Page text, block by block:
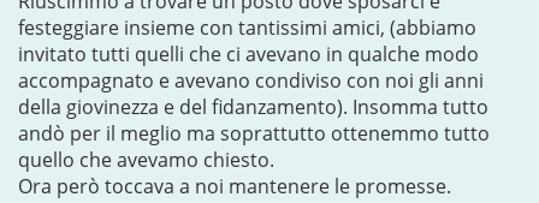
festeggiare insieme con tantissimi amici, (abbiamo
invitato tutti quelli che ci avevano in qualche modo
accompagnato e avevano condiviso con noi gli anni
della giovinezza e del fidanzamento). Insomma tutto
andò per il meglio ma soprattutto ottenemmo tutto
quello che avevamo chiesto.
Ora però toccava a noi mantenere le promesse.